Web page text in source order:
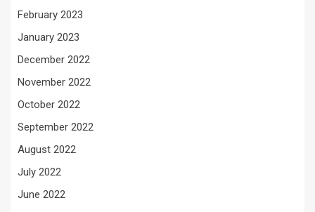
February 2023
January 2023
December 2022
November 2022
October 2022
September 2022
August 2022
July 2022
June 2022